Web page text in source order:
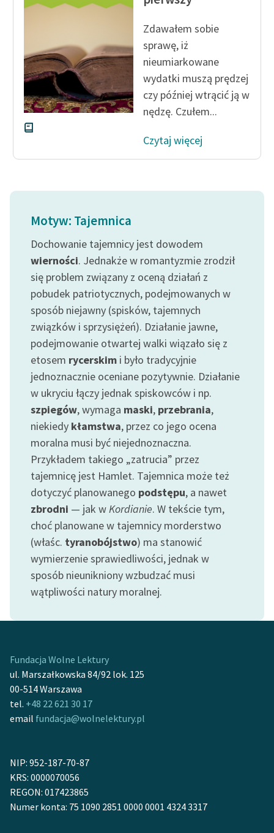
Wolnych Lektur
Logotypy
Materiały promocyjne
Polityka prywatności
wrażliwych
Deklaracja dostępności
Zdawałem sobie
sprawę, iż
nieumiarkowane
wydatki muszą prędzej
czy później wtrącić ją w
nędzę. Czułem...
Czytaj więcej
Motyw: Tajemnica
Dochowanie tajemnicy jest dowodem
wierności. Jednakże w romantyzmie zrodził
się problem związany z oceną działań z
pobudek patriotycznych, podejmowanych w
sposób niejawny (spisków, tajemnych
związków i sprzysiężeń). Działanie jawne,
podejmowanie otwartej walki wiązało się z
etosem rycerskim i było tradycyjnie
jednoznacznie oceniane pozytywnie. Działanie
w ukryciu łączy jednak spiskowców i np.
szpiegów, wymaga maski, przebrania,
niekiedy kłamstwa, przez co jego ocena
moralna musi być niejednoznaczna.
Przykładem takiego „zatrucia” przez
tajemnicę jest Hamlet. Tajemnica może też
dotyczyć planowanego podstępu, a nawet
zbrodni — jak wKordianie. W tekście tym,
choć planowane w tajemnicy morderstwo
(właśc. tyranobójstwo) ma stanowić
wymierzenie sprawiedliwości, jednak w
sposób nieunikniony wzbudzać musi
wątpliwości natury moralnej.
Fundacja Wolne Lektury
ul. Marszałkowska 84/92 lok. 125
00-514 Warszawa
tel. +48 22 621 30 17
email fundacja@wolnelektury.pl
NIP: 952-187-70-87
KRS: 0000070056
REGON: 017423865
Numer konta: 75 1090 2851 0000 0001 4324 3317